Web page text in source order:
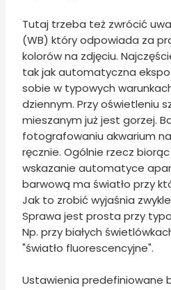
Tutaj trzeba też zwrócić
(WB) który odpowiada za
kolorów na zdjęciu.
tak jak automatyczna
sobie w typowych
dziennym. Przy oświetleniu
mieszanym już jest gorzej.
fotografowaniu akwarium
ręcznie. Ogólnie rzecz
wskazanie automatyce
barwową ma światło przy
Jak to zrobić wyjaśnia
Sprawa jest prosta przy
Np. przy białych
"światło fluorescencyjne".
Ustawienia predefiniowane